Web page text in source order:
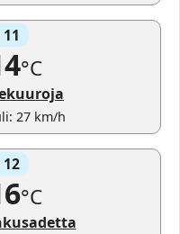
°C
27 km/h
°C